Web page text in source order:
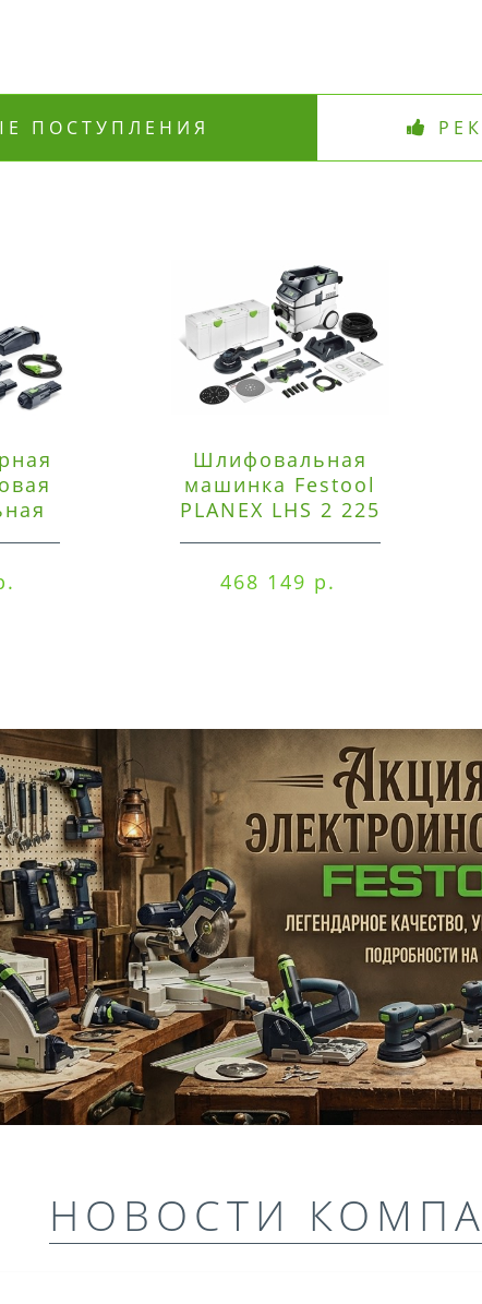
ПОСТУПЛЕНИЯ
Шлифовальная
машинка Festool
PLANEX LHS 2 225
468 149 р.
НОВОСТИ